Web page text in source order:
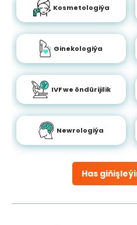
Has
Kosmetologiýa
Ginekologiýa
IVF we öndürijilik
Newrologiýa